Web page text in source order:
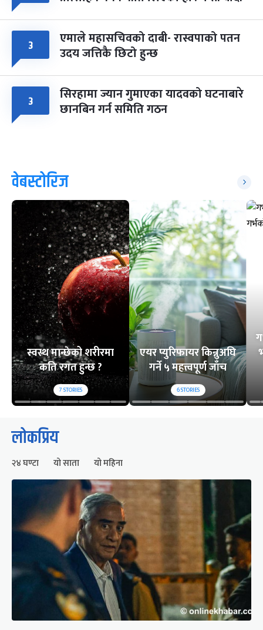
३ एमाले महासचिवको दाबी- रास्वपाको पतन
उदय जत्तिकै छिटो हुन्छ
३ सिरहामा ज्यान गुमाएका यादवको घटनाबारे
छानबिन गर्न समिति गठन
वेबस्टोरिज
स्वस्थ मान्छेको शरीरमा
कति रगत हुन्छ ?
7STORIES
एयर प्युरिफायर किन्नुअघि
गर्ने ५ महत्त्वपूर्ण जाँच
6STORIES
लोकप्रिय
२४ घण्टा यो साता यो महिना